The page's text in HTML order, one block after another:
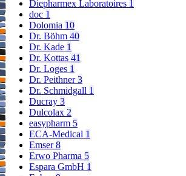
Diepharmex Laboratoires 1
doc 1
Dolomia 10
Dr. Böhm 40
Dr. Kade 1
Dr. Kottas 41
Dr. Loges 1
Dr. Peithner3
Dr. Schmidgall 1
Ducray 3
Dulcolax 2
easypharm 5
ECA-Medical 1
Emser8
Erwo Pharma 5
Espara GmbH 1